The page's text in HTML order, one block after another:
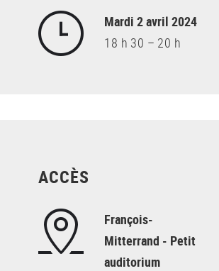
Mardi 2 avril 2024
18 h 30 – 20 h
ACCÈS
François-
Mitterrand - Petit
auditorium